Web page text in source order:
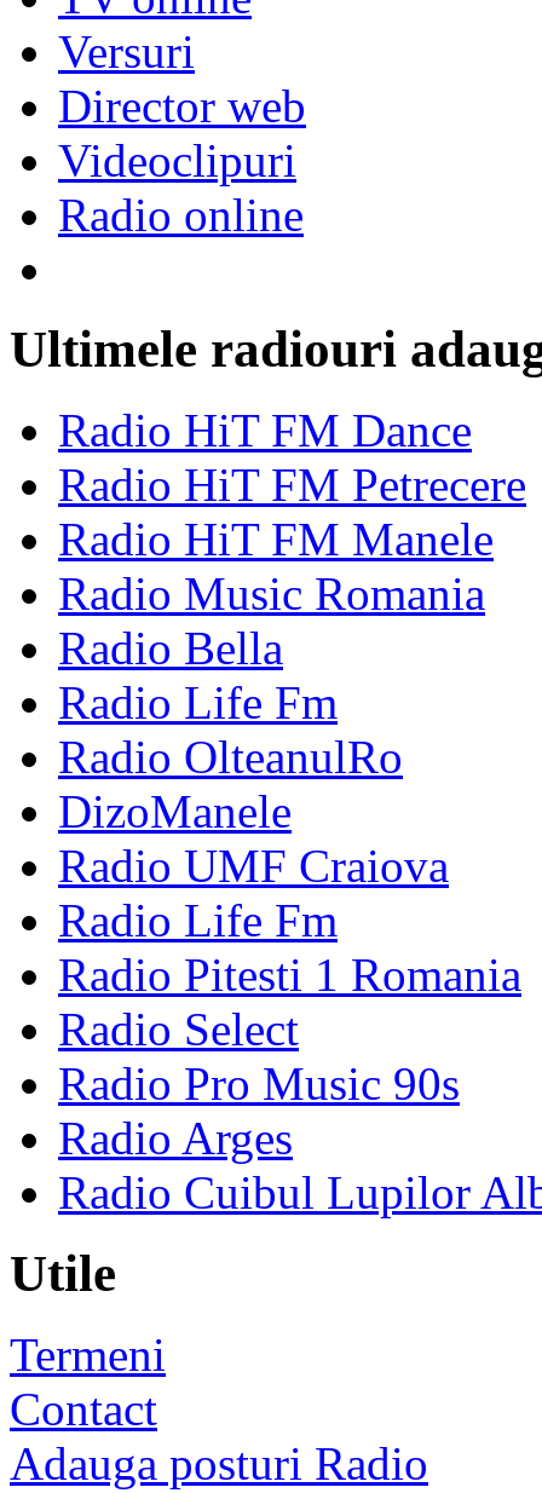
Versuri
Director web
Videoclipuri
Radio online
Ultimele radiouri
Radio HiT FM Dance
Radio HiT FM Petrecere
Radio HiT FM Manele
Radio Music Romania
Radio Bella
Radio Life Fm
Radio OlteanulRo
DizoManele
Radio UMF Craiova
Radio Life Fm
Radio Pitesti 1 Romania
Radio Select
Radio Pro Music 90s
Radio Arges
Radio Cuibul Lupilor
Utile
Termeni
Contact
Adauga posturi Radio